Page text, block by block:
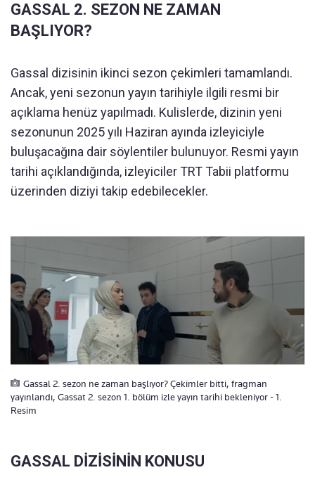
GASSAL 2. SEZON NE ZAMAN
BAŞLIYOR?
Gassal dizisinin ikinci sezon çekimleri tamamlandı.
Ancak, yeni sezonun yayın tarihiyle ilgili resmi bir
açıklama henüz yapılmadı. Kulislerde, dizinin yeni
sezonunun 2025 yılı Haziran ayında izleyiciyle
buluşacağına dair söylentiler bulunuyor. Resmi yayın
tarihi açıklandığında, izleyiciler TRT Tabii platformu
üzerinden diziyi takip edebilecekler.
Gassal 2. sezon ne zaman başlıyor? Çekimler bitti, fragman
yayınlandı, Gassat 2. sezon 1. bölüm izle yayın tarihi bekleniyor - 1.
Resim
GASSAL DİZİSİNİN KONUSU